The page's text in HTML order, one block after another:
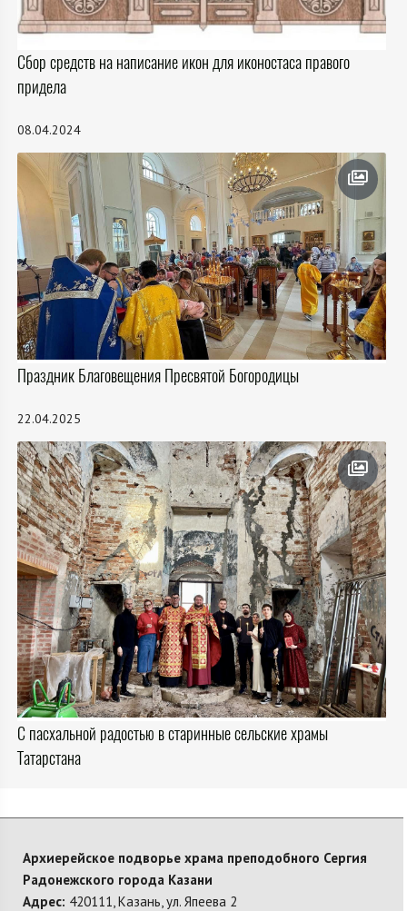
Сбор средств на написание икон для иконостаса правого
придела
08.04.2024
Праздник Благовещения Пресвятой Богородицы
22.04.2025
С пасхальной радостью в старинные сельские храмы
Татарстана
Архиерейское подворье храма преподобного Сергия
Радонежского города Казани
Адрес: 420111, Казань, ул. Япеева 2